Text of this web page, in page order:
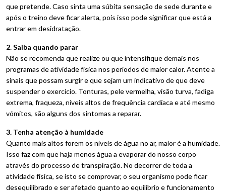
que pretende. Caso sinta uma súbita sensação de sede durante e
após o treino deve ficar alerta, pois isso pode significar que está a
entrar em desidratação.
2. Saiba quando parar
Não se recomenda que realize ou que intensifique demais nos
programas de atividade física nos períodos de maior calor. Atente a
sinais que possam surgir e que sejam um indicativo de que deve
suspender o exercício. Tonturas, pele vermelha, visão turva, fadiga
extrema, fraqueza, níveis altos de frequência cardíaca e até mesmo
vómitos, são alguns dos sintomas a reparar.
3. Tenha atenção à humidade
Quanto mais altos forem os níveis de água no ar, maior é a humidade.
Isso faz com que haja menos água a evaporar do nosso corpo
através do processo de transpiração. No decorrer de toda a
atividade física, se isto se comprovar, o seu organismo pode ficar
desequilibrado e ser afetado quanto ao equilíbrio e funcionamento